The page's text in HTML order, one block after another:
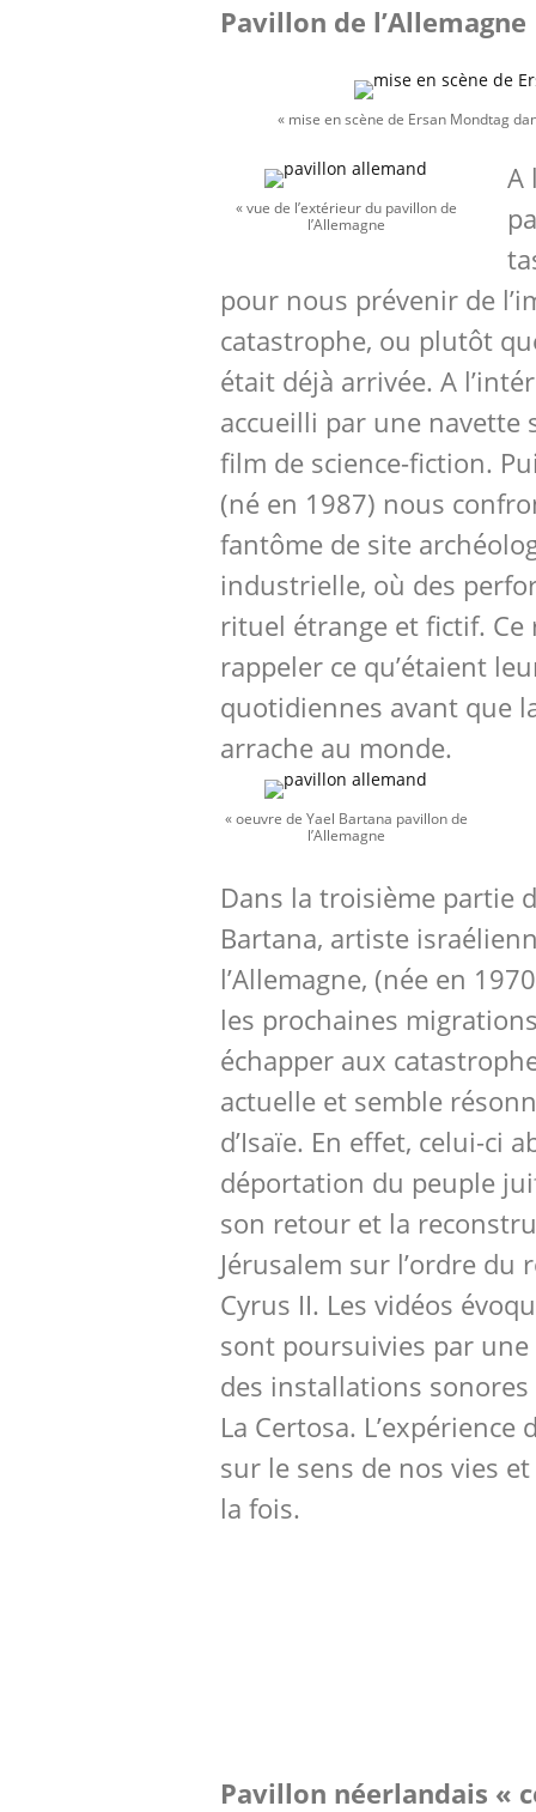
Pavillon de l’Allemagne
« mise en scène de Ersan Mondtag
« vue de l’extérieur du pavillon de
l’Allemagne
A
pour nous prévenir de
catastrophe, ou plutôt
était déjà arrivée. A
accueilli par une navette
film de science-fiction.
(né en 1987) nous
fantôme de site
industrielle, où des
rituel étrange et fictif.
rappeler ce qu’étaient
quotidiennes avant que
arrache au monde.
« oeuvre de Yael Bartana pavillon de
l’Allemagne
Dans la troisième partie
Bartana, artiste
l’Allemagne, (née en
les prochaines
échapper aux
actuelle et semble
d’Isaïe. En effet, celui-ci
déportation du peuple
son retour et la
Jérusalem sur l’ordre du
Cyrus II. Les vidéos
sont poursuivies par
des installations sonores
La Certosa.
sur le sens de nos vies
la fois.
Pavillon néerlandais «